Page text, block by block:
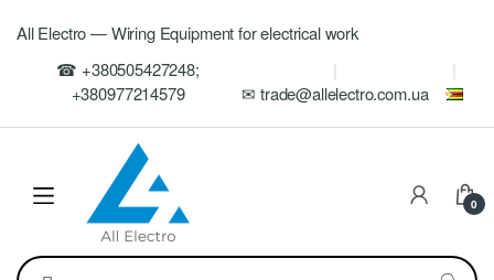
navigation
All Electro — Wiring Equipment for electrical work
☎ +380505427248;
+380977214579
✉ trade@allelectro.com.ua
0
Искать: